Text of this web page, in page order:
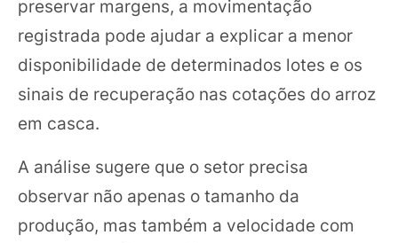
preservar margens, a movimentação
registrada pode ajudar a explicar a menor
disponibilidade de determinados lotes e os
sinais de recuperação nas cotações do arroz
em casca.
A análise sugere que o setor precisa
observar não apenas o tamanho da
produção, mas também a velocidade com